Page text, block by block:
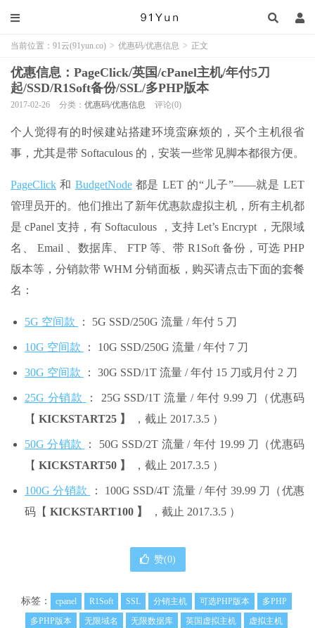
当前位置： 91云(91yun.co) > 优惠码/优惠信息 > 正文
优惠信息：PageClick/英国/cPanel主机/年付5刀
起/SSD/R1Soft备份/SSL/多PHP版本
2017-02-26 分类： 优惠码/优惠信息 评论(0)
个人觉得有的时候建站搭建环境蛮麻烦的，买个主机很省
事，尤其是带 Softaculous 的，安装一些常见脚本都很方便。
PageClick 和 BudgetNode都是 LET 的“儿子”——就是 LET
管理员开的。他们推出了新年优惠款虚拟主机，所有主机都
是 cPanel 支持，有 Softaculous ，支持 Let’s Encrypt ，无限域
名、 Email 、数据库、 FTP 等、带 R1Soft 备份，可选 PHP
版本等，分销款带 WHM 分销面板，购买请点击下面的套餐
名：
5G 空间款 ： 5G SSD/250G 流量 / 年付 5 刀
10G 空间款 ： 10G SSD/250G 流量 / 年付 7 刀
30G 空间款 ： 30G SSD/1T 流量 / 年付 15 刀或月付 2 刀
25G 分销款
： 25G SSD/1T 流量 / 年付 9.99 刀（优惠码
【 KICKSTART25 】 ，截止 2017.3.5 ）
50G 分销款
： 50G SSD/2T 流量 / 年付 19.99 刀（优惠码
【 KICKSTART50 】 ，截止 2017.3.5 ）
100G 分销款
： 100G SSD/4T 流量 / 年付 39.99 刀（优惠
码【 KICKSTART100 】 ，截止 2017.3.5 ）
赞(0)
标签： cpanel R1Soft SSL 分销主机 可选PHP版本
多PHP
多PHP版本
无限域名 无限数据库 英国虚拟主机 虚拟主机